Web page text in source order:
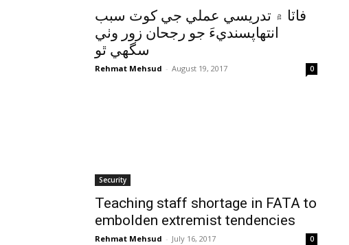
فاٽا ۾ تدريسي عملي جي کوٽ سبب
انتهاپسنديءَ جو رجحان زور وٺي
سگھي ٿو
Rehmat Mehsud - August 19, 2017 0
Security
Teaching staff shortage in FATA to
embolden extremist tendencies
Rehmat Mehsud - July 16, 2017 0